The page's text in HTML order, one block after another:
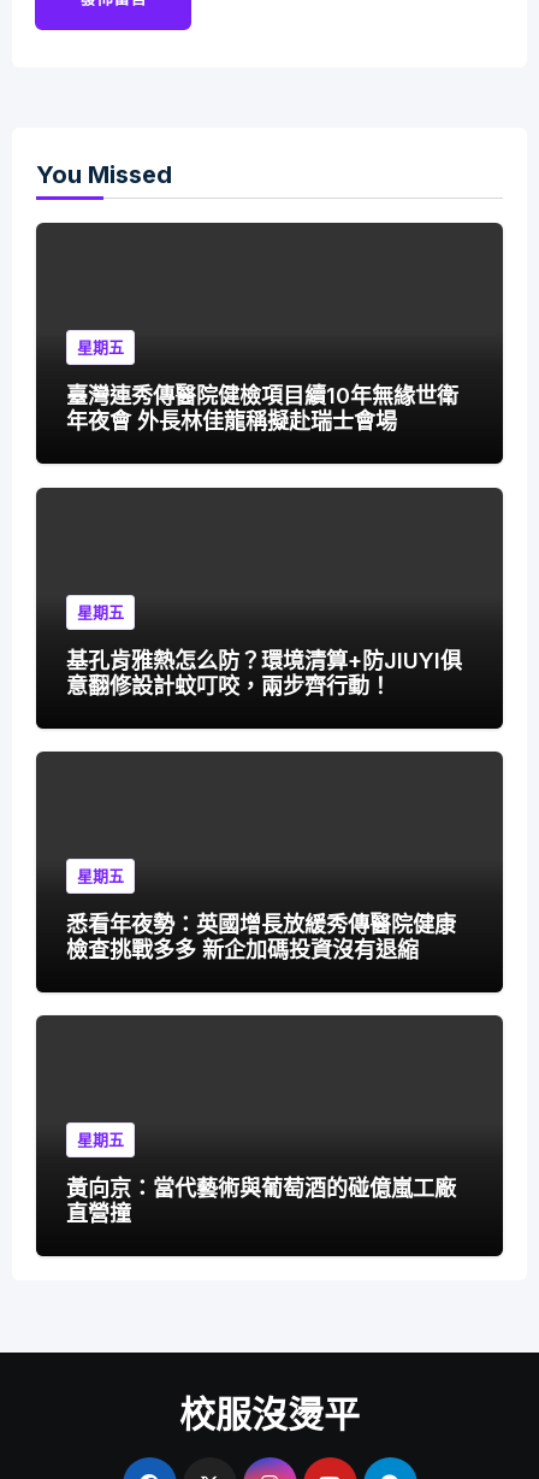
You Missed
星期五
臺灣連秀傳醫院健檢項目續10年無緣世衛
年夜會 外長林佳龍稱擬赴瑞士會場
星期五
基孔肯雅熱怎么防？環境清算+防JIUYI俱
意翻修設計蚊叮咬，兩步齊行動！
星期五
悉看年夜勢：英國增長放緩秀傳醫院健康
檢查挑戰多多 新企加碼投資沒有退縮
星期五
黃向京：當代藝術與葡萄酒的碰億嵐工廠
直營撞
校服沒燙平